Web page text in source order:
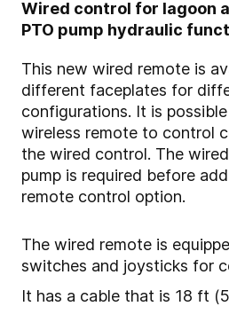
Wired control for lagoon
PTO pump hydraulic
This new wired remote is
different faceplates for
configurations. It is
wireless remote to control
the wired control. The
pump is required before
remote control option.
The wired remote is
switches and joysticks for
It has a cable that is 18 ft